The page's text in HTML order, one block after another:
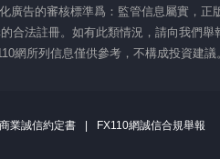
廣告的審核標準爲：監管信息屬實，
合法註冊。如有此類情況，請向我們
網所列信息僅供參考，不構成投資建
商業誠信約定書 | FX110網誠信合規舉報